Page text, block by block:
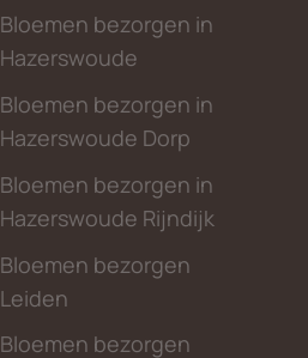
Bloemen bezorgen in
Hazerswoude
Bloemen bezorgen in
Hazerswoude Dorp
Bloemen bezorgen in
Hazerswoude Rijndijk
Bloemen bezorgen
Leiden
Bloemen bezorgen